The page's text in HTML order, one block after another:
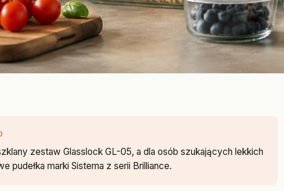
zestaw Glasslock GL-05, a dla osób szukających lekkich
pudełka marki Sistema z serii Brilliance.